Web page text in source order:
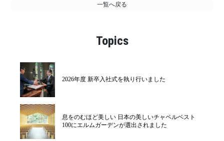
一覧へ戻る
Topics
2026年度 新卒入社式を執り行いました
息をのむほど美しい 日本の美しいチャペルベスト
100にエルムガーデンが選出されました